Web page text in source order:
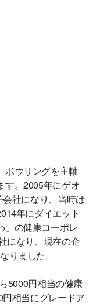
ボウリングを主軸
す。2005年にゲオ
社になり、当時は
年にダイエット
」の健康コーポレ
になり、現在の企
りました。
5000円相当の健康
相当にグレードア